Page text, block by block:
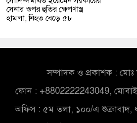
সেনার ওপর হুতির ক্ষেপণাস্ত্র
হামলা, নিহত বেড়ে ৫৮
সম্পাদক ও প্রকাশক : মোঃ
ফোন : +8802222243049,
অফিস : ৫ম তলা, ১০০/এ শুক্রাবাদ,